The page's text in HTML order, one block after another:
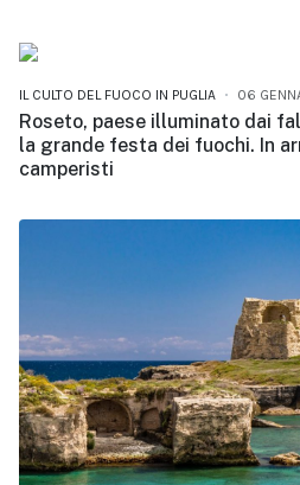
IL CULTO DEL FUOCO IN PUGLIA 06
Roseto, paese illuminato dai
la grande festa dei fuochi. In
camperisti